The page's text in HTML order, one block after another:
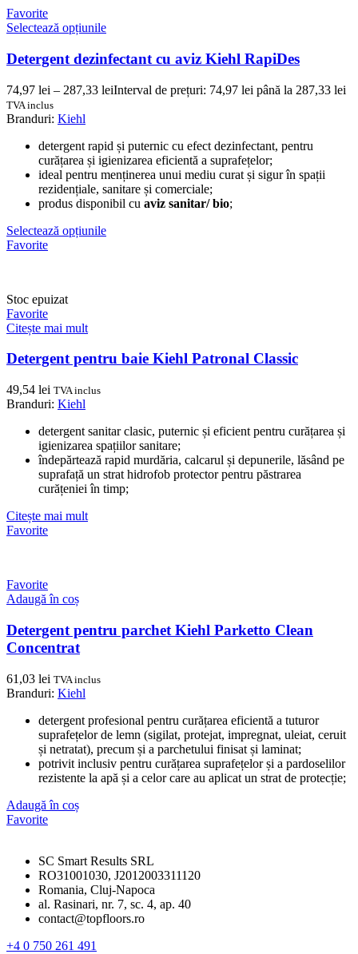
Favorite
Selectează opțiunile
Detergent dezinfectant cu aviz Kiehl RapiDes
74,97 lei – 287,33 leiInterval de prețuri: 74,97 lei până la 287,33 lei
TVA inclus
Branduri: Kiehl
detergent rapid și puternic cu efect dezinfectant, pentru
curățarea și igienizarea eficientă a suprafețelor;
ideal pentru menținerea unui mediu curat și sigur în spații
rezidențiale, sanitare și comerciale;
produs disponibil cu aviz sanitar/ bio;
Selectează opțiunile
Favorite
Stoc epuizat
Favorite
Citește mai mult
Detergent pentru baie Kiehl Patronal Classic
49,54 lei TVA inclus
Branduri: Kiehl
detergent sanitar clasic, puternic și eficient pentru curățarea și
igienizarea spațiilor sanitare;
îndepărtează rapid murdăria, calcarul și depunerile, lăsând pe
suprafață un strat hidrofob protector pentru păstrarea
curățeniei în timp;
Citește mai mult
Favorite
Favorite
Adaugă în coș
Detergent pentru parchet Kiehl Parketto Clean
Concentrat
61,03 lei TVA inclus
Branduri: Kiehl
detergent profesional pentru curățarea eficientă a tuturor
suprafețelor de lemn (sigilat, protejat, impregnat, uleiat, ceruit
și netratat), precum și a parchetului finisat și laminat;
potrivit inclusiv pentru curățarea suprafețelor și a pardoselilor
rezistente la apă și a celor care au aplicat un strat de protecție;
Adaugă în coș
Favorite
SC Smart Results SRL
RO31001030, J2012003311120
Romania, Cluj-Napoca
al. Rasinari, nr. 7, sc. 4, ap. 40
contact@topfloors.ro
+4 0 750 261 491